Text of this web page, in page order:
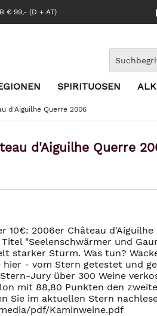
€ 99,- (D + AT)
SPIRITUOSEN
d'Aiguilhe Querre 2006
d'Aiguilhe Querre
10€: 2006er Château d'Aiguilhe
"Seelenschwärmer und
starker Sturm. Was tun?
hier - vom Stern getestet und
Jury über 300 Weine
mit 88,80 Punkten den
Sie im aktuellen Stern
pdf/Kaminweine.pdf